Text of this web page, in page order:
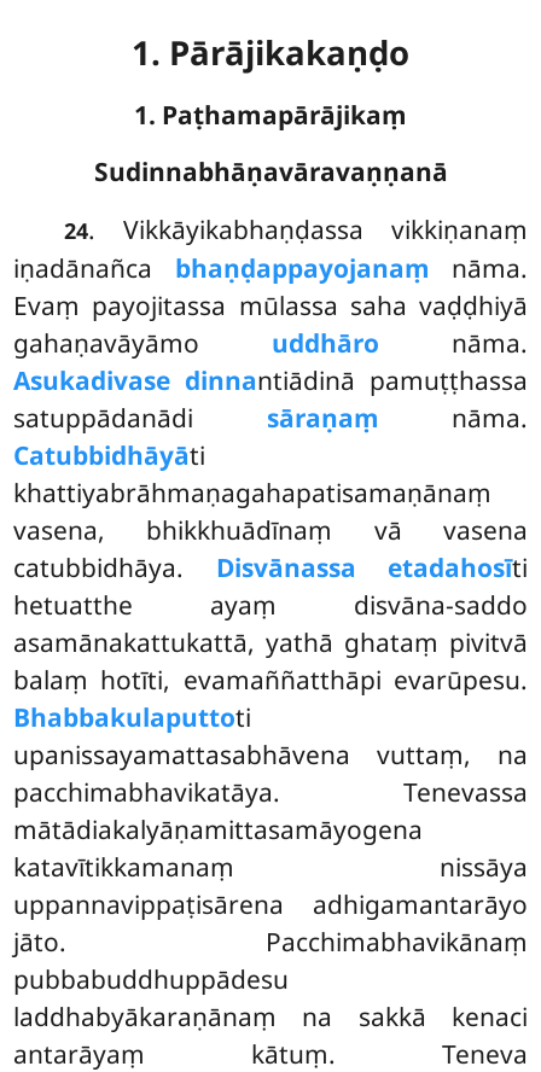
1. Pārājikakaṇḍo
1. Paṭhamapārājikaṃ
Sudinnabhāṇavāravaṇṇanā
24. Vikkāyikabhaṇḍassa vikkiṇanaṃ
iṇadānañca bhaṇḍappayojanaṃ nāma.
Evaṃ payojitassa mūlassa saha vaḍḍhiyā
gahaṇavāyāmo uddhāro nāma.
Asukadivase dinnantiādinā pamuṭṭhassa
satuppādanādi sāraṇaṃ nāma.
Catubbidhāyāti
khattiyabrāhmaṇagahapatisamaṇānaṃ
vasena, bhikkhuādīnaṃ vā vasena
catubbidhāya. Disvānassa etadahosīti
hetuatthe ayaṃ disvāna-saddo
asamānakattukattā, yathā ghataṃ pivitvā
balaṃ hotīti, evamaññatthāpi evarūpesu.
Bhabbakulaputtoti
upanissayamattasabhāvena vuttaṃ, na
pacchimabhavikatāya. Tenevassa
mātādiakalyāṇamittasamāyogena
katavītikkamanaṃ nissāya
uppannavippaṭisārena adhigamantarāyo
jāto. Pacchimabhavikānaṃ
pubbabuddhuppādesu
laddhabyākaraṇānaṃ na sakkā kenaci
antarāyaṃ kātuṃ. Teneva